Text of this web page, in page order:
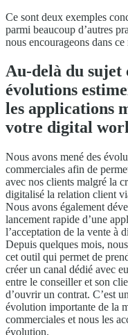
Ce sont deux exemples
parmi beaucoup d’autres
nous encourageons dans
Au-delà du
évolutions
les applications
votre digital
Nous avons mené des
commerciales afin de
avec nos clients malgré la
digitalisé la relation client
Nous avons également
lancement rapide d’une
l’acceptation de la vente à
Depuis quelques mois,
cet outil qui permet de
créer un canal dédié avec
entre le conseiller et son
d’ouvrir un contrat. C’est
évolution importante de la
commerciales et nous les
évolution.